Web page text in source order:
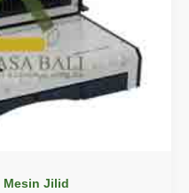
Mesin Jilid